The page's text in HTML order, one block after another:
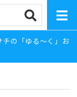
チの「ゆる～く」お